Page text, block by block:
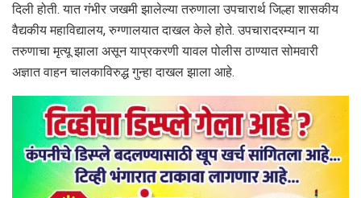
दिली होती. यात गंभीर जखमी झालेल्या तरुणाला उपचारार्थ जिल्हा शासकीय
वैद्यकीय महाविद्यालय, रुग्णालयात दाखल केले होते. उपचारादरम्यान या
तरुणाचा मृत्यू झाला असून याप्रकरणी यावल पोलीस ठाण्यात सोमवारी
अज्ञात वाहन चालकाविरुद्ध गुन्हा दाखल झाला आहे.